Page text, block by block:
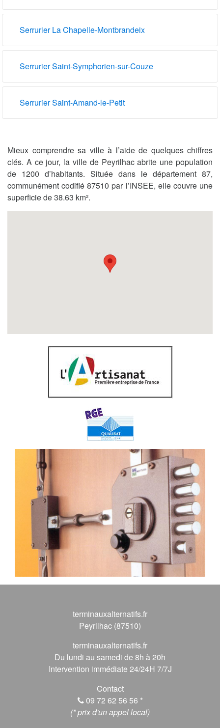
Serrurier La Chapelle-Montbrandeix
Serrurier Saint-Symphorien-sur-Couze
Serrurier Saint-Amand-le-Petit
Mieux comprendre sa ville à l’aide de quelques chiffres
clés. A ce jour, la ville de Peyrilhac abrite une population
de 1200 d’habitants. Située dans le département 87,
communément codifié 87510 par l’INSEE, elle couvre une
superficie de 38.63 km².
terminauxalternatifs.fr
Peyrilhac (87510)
terminauxalternatifs.fr
Du lundi au samedi de 8h à 20h
Intervention immédiate 24/24H 7/7J
Contact
09 72 62 56 56 *
(* prix d'un appel local)